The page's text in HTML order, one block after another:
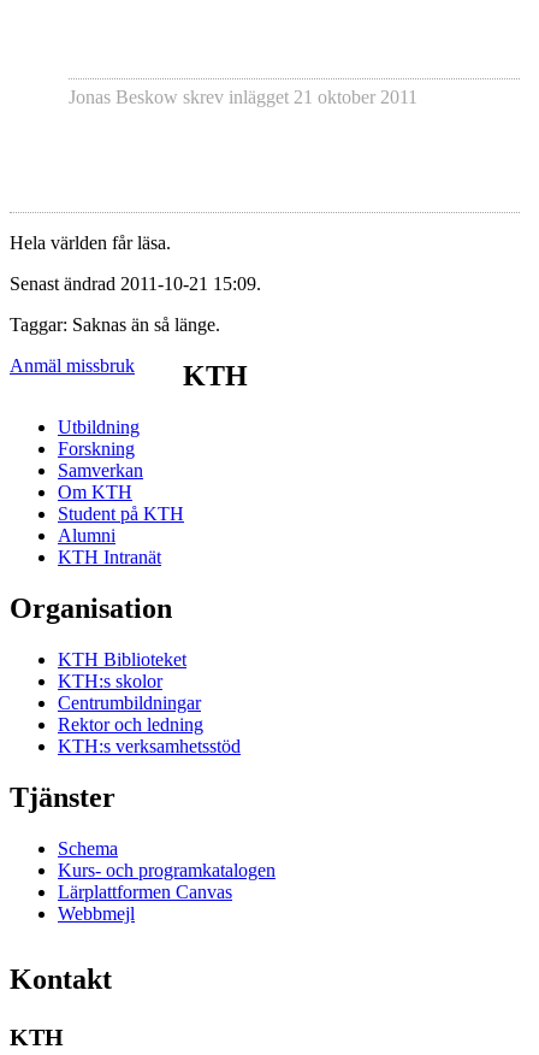
Jonas Beskow skrev inlägget 21 oktober 2011
Hela världen får läsa.
Senast ändrad 2011-10-21 15:09.
Taggar: Saknas än så länge.
Anmäl missbruk
KTH
Utbildning
Forskning
Samverkan
Om KTH
Student på KTH
Alumni
KTH Intranät
Organisation
KTH Biblioteket
KTH:s skolor
Centrumbildningar
Rektor och ledning
KTH:s verksamhetsstöd
Tjänster
Schema
Kurs- och programkatalogen
Lärplattformen Canvas
Webbmejl
Kontakt
KTH